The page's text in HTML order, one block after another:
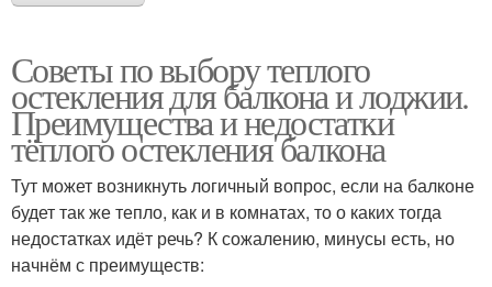
Советы по выбору теплого
остекления для балкона и лоджии.
Преимущества и недостатки
тёплого остекления балкона
Тут может возникнуть логичный вопрос, если на балконе
будет так же тепло, как и в комнатах, то о каких тогда
недостатках идёт речь? К сожалению, минусы есть, но
начнём с преимуществ: